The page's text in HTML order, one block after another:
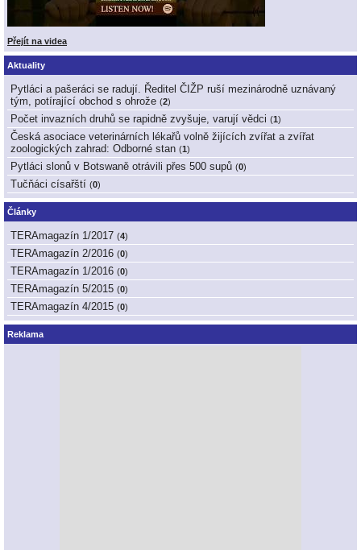
Přejít na videa
Aktuality
Pytláci a pašeráci se radují. Ředitel ČIŽP ruší mezinárodně uznávaný
tým, potírající obchod s ohrože (2)
Počet invazních druhů se rapidně zvyšuje, varují vědci (1)
Česká asociace veterinárních lékařů volně žijících zvířat a zvířat
zoologických zahrad: Odborné stan (1)
Pytláci slonů v Botswaně otrávili přes 500 supů (0)
Tučňáci císařští (0)
Články
TERAmagazín 1/2017 (4)
TERAmagazín 2/2016 (0)
TERAmagazín 1/2016 (0)
TERAmagazín 5/2015 (0)
TERAmagazín 4/2015 (0)
Reklama